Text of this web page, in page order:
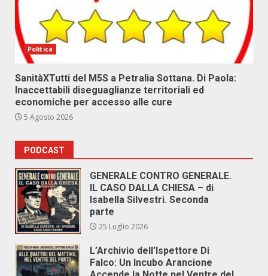
Politica
SanitàXTutti del M5S a Petralia Sottana. Di Paola:
Inaccettabili diseguaglianze territoriali ed
economiche per accesso alle cure
5 Agosto 2026
PODCAST
GENERALE CONTRO GENERALE.
IL CASO DALLA CHIESA – di
Isabella Silvestri. Seconda
parte
25 Luglio 2026
L’Archivio dell’Ispettore Di
Falco: Un Incubo Arancione